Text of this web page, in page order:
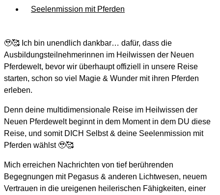
Seelenmission mit Pferden
🥹🥰 Ich bin unendlich dankbar… dafür, dass die
Ausbildungsteilnehmerinnen im Heilwissen der Neuen
Pferdewelt, bevor wir überhaupt offiziell in unsere Reise
starten, schon so viel Magie & Wunder mit ihren Pferden
erleben.
Denn deine multidimensionale Reise im Heilwissen der
Neuen Pferdewelt beginnt in dem Moment in dem DU diese
Reise, und somit DICH Selbst & deine Seelenmission mit
Pferden wählst 🥹🥰
Mich erreichen Nachrichten von tief berührenden
Begegnungen mit Pegasus & anderen Lichtwesen, neuem
Vertrauen in die ureigenen heilerischen Fähigkeiten, einer